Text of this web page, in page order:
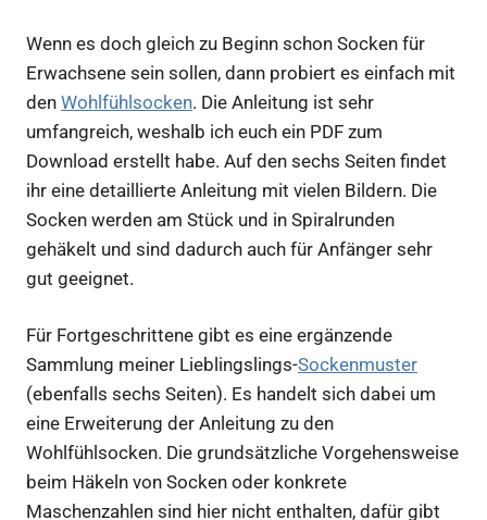
Wenn es doch gleich zu Beginn schon Socken für
Erwachsene sein sollen, dann probiert es einfach mit
den Wohlfühlsocken. Die Anleitung ist sehr
umfangreich, weshalb ich euch ein PDF zum
Download erstellt habe. Auf den sechs Seiten findet
ihr eine detaillierte Anleitung mit vielen Bildern. Die
Socken werden am Stück und in Spiralrunden
gehäkelt und sind dadurch auch für Anfänger sehr
gut geeignet.
Für Fortgeschrittene gibt es eine ergänzende
Sammlung meiner Lieblingslings-Sockenmuster
(ebenfalls sechs Seiten). Es handelt sich dabei um
eine Erweiterung der Anleitung zu den
Wohlfühlsocken. Die grundsätzliche Vorgehensweise
beim Häkeln von Socken oder konkrete
Maschenzahlen sind hier nicht enthalten, dafür gibt